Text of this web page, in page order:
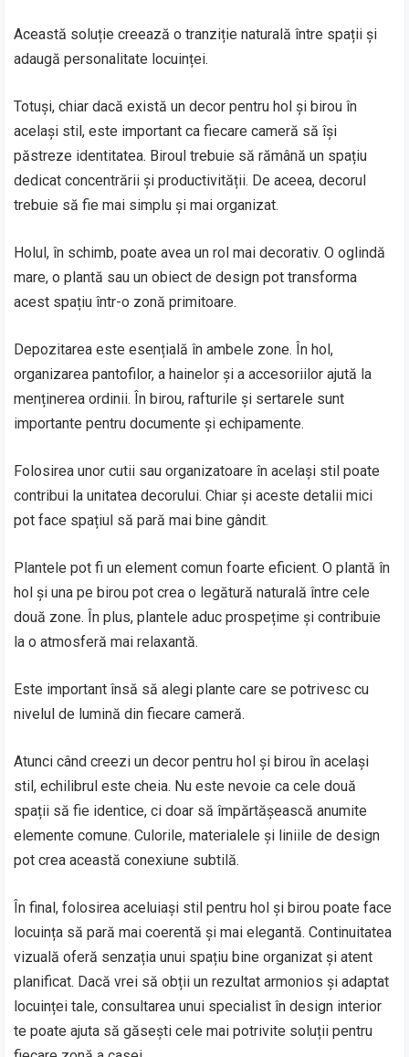
Această soluție creează o tranziție naturală între spații și
adaugă personalitate locuinței.
Totuși, chiar dacă există un decor pentru hol și birou în
același stil, este important ca fiecare cameră să își
păstreze identitatea. Biroul trebuie să rămână un spațiu
dedicat concentrării și productivității. De aceea, decorul
trebuie să fie mai simplu și mai organizat.
Holul, în schimb, poate avea un rol mai decorativ. O oglindă
mare, o plantă sau un obiect de design pot transforma
acest spațiu într-o zonă primitoare.
Depozitarea este esențială în ambele zone. În hol,
organizarea pantofilor, a hainelor și a accesoriilor ajută la
menținerea ordinii. În birou, rafturile și sertarele sunt
importante pentru documente și echipamente.
Folosirea unor cutii sau organizatoare în același stil poate
contribui la unitatea decorului. Chiar și aceste detalii mici
pot face spațiul să pară mai bine gândit.
Plantele pot fi un element comun foarte eficient. O plantă în
hol și una pe birou pot crea o legătură naturală între cele
două zone. În plus, plantele aduc prospețime și contribuie
la o atmosferă mai relaxantă.
Este important însă să alegi plante care se potrivesc cu
nivelul de lumină din fiecare cameră.
Atunci când creezi un decor pentru hol și birou în același
stil, echilibrul este cheia. Nu este nevoie ca cele două
spații să fie identice, ci doar să împărtășească anumite
elemente comune. Culorile, materialele și liniile de design
pot crea această conexiune subtilă.
În final, folosirea aceluiași stil pentru hol și birou poate face
locuința să pară mai coerentă și mai elegantă. Continuitatea
vizuală oferă senzația unui spațiu bine organizat și atent
planificat. Dacă vrei să obții un rezultat armonios și adaptat
locuinței tale, consultarea unui specialist în design interior
te poate ajuta să găsești cele mai potrivite soluții pentru